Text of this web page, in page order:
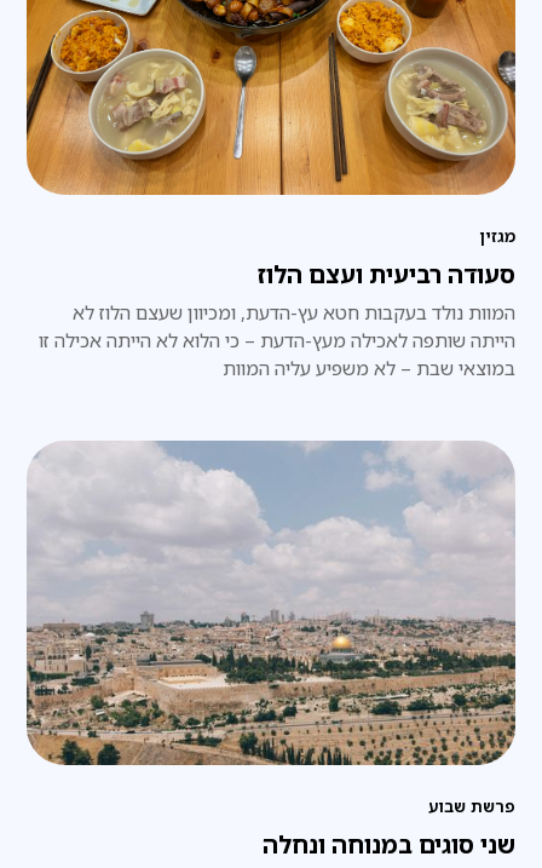
מגזין
סעודה רביעית ועצם הלוז
המוות נולד בעקבות חטא עץ-הדעת, ומכיוון שעצם הלוז לא
הייתה שותפה לאכילה מעץ-הדעת – כי הלוא לא הייתה אכילה זו
במוצאי שבת – לא משפיע עליה המוות
פרשת שבוע
שני סוגים במנוחה ונחלה